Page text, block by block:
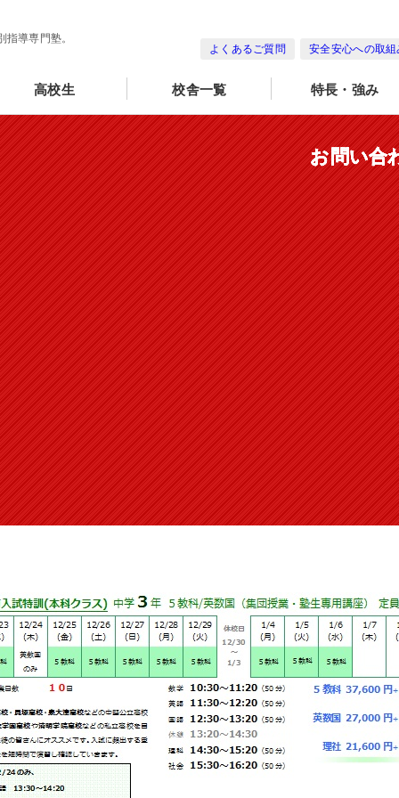
導専門塾。
よくあるご質問
安全安心への取組
高校生 校舎一覧 特長・強み
お問い合
お問い合
お問い合
お問い合
お問い合
お問い合
お問い合